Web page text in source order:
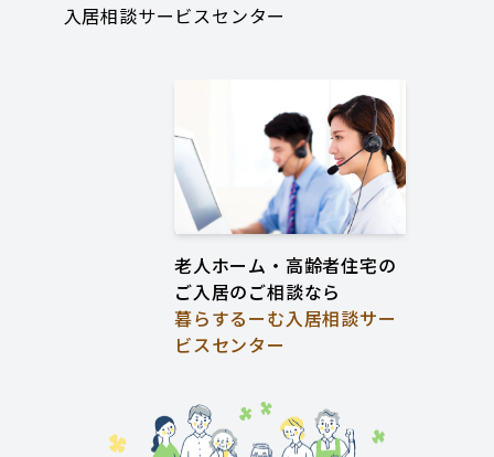
入居相談サービスセンター
老人ホーム・高齢者住宅の
ご入居のご相談なら
暮らするーむ入居相談サー
ビスセンター